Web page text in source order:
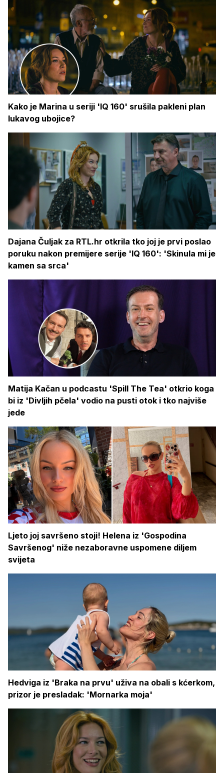
Kako je Marina u seriji 'IQ 160' srušila pakleni plan
lukavog ubojice?
Dajana Čuljak za RTL.hr otkrila tko joj je prvi poslao
poruku nakon premijere serije 'IQ 160': 'Skinula mi je
kamen sa srca'
Matija Kačan u podcastu 'Spill The Tea' otkrio koga
bi iz 'Divljih pčela' vodio na pusti otok i tko najviše
jede
Ljeto joj savršeno stoji! Helena iz 'Gospodina
Savršenog' niže nezaboravne uspomene diljem
svijeta
Hedviga iz 'Braka na prvu' uživa na obali s kćerkom,
prizor je presladak: 'Mornarka moja'